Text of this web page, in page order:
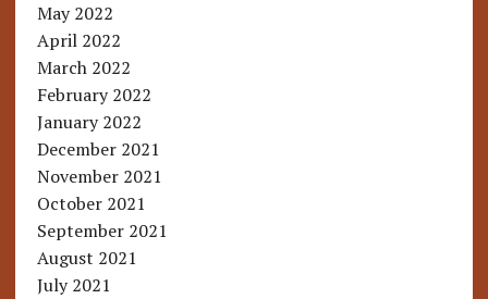
May 2022
April 2022
March 2022
February 2022
January 2022
December 2021
November 2021
October 2021
September 2021
August 2021
July 2021